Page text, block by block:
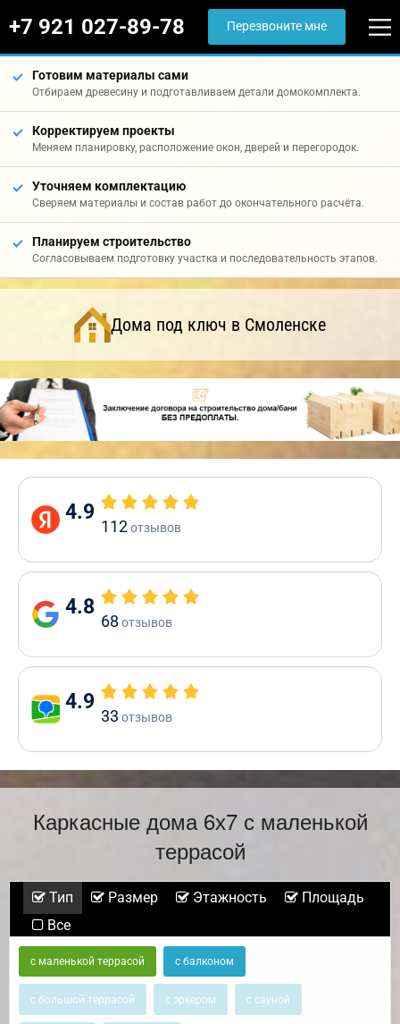
+7 921 027-89-78 Перезвоните мне
Готовим материалы сами
Отбираем древесину и подготавливаем детали домокомплекта.
Корректируем проекты
Меняем планировку, расположение окон, дверей и перегородок.
Уточняем комплектацию
Сверяем материалы и состав работ до окончательного расчёта.
Планируем строительство
Согласовываем подготовку участка и последовательность этапов.
Дома под ключ в Смоленске
4.9
112отзывов
4.8
68 отзывов
4.9
33 отзывов
Каркасные дома 6х7 с маленькой
террасой
Тип Размер Этажность
Площадь
Все
с маленькой террасой с балконом
с большой террасой с эркером с сауной